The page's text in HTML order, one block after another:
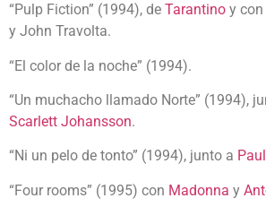
“Pulp Fiction” (1994), de Tarantino y con
y John Travolta.
“El color de la noche” (1994).
“Un muchacho llamado Norte” (1994),
Scarlett Johansson.
“Ni un pelo de tonto” (1994), junto a
“Four rooms” (1995) con Madonna y